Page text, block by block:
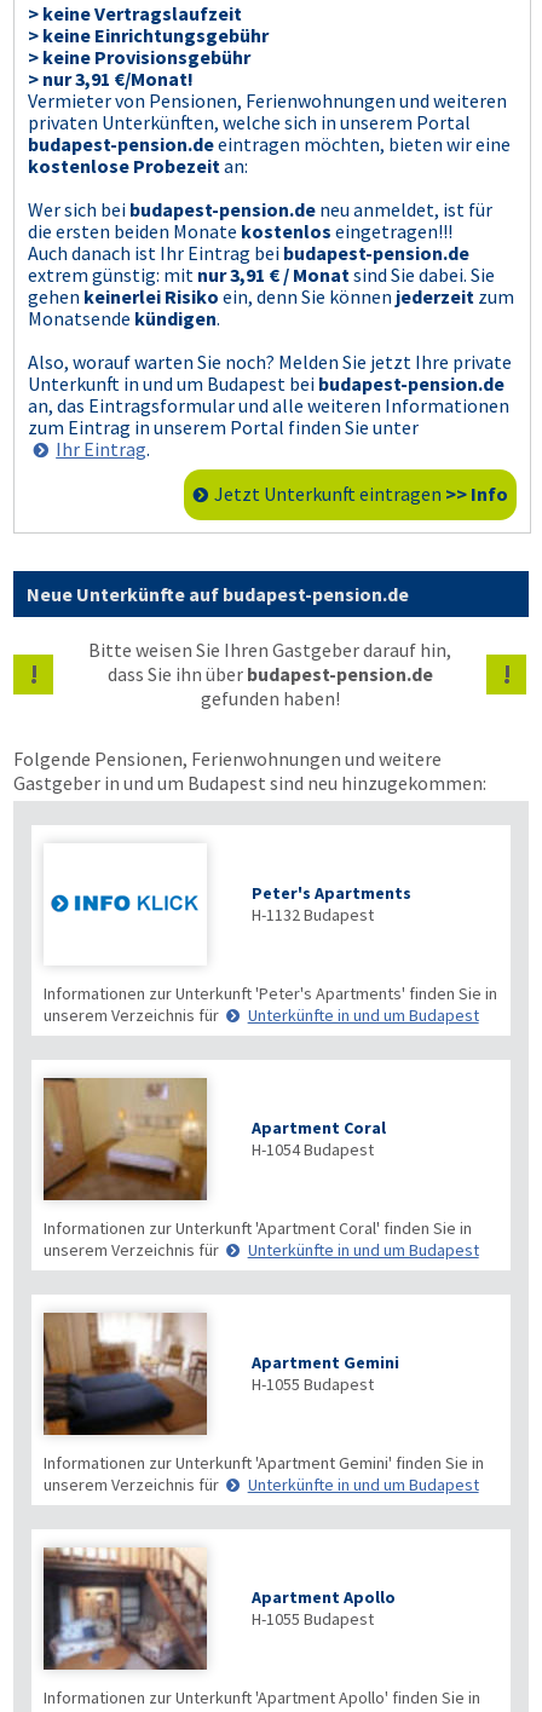
> keine Vertragslaufzeit
> keine Einrichtungsgebühr
> keine Provisionsgebühr
> nur 3,91 €/Monat!
Vermieter von Pensionen, Ferienwohnungen und weiteren
privaten Unterkünften, welche sich in unserem Portal
budapest-pension.deeintragen möchten, bieten wir eine
kostenlose Probezeitan:
Wer sich bei budapest-pension.de neu anmeldet, ist für
die ersten beiden Monate kostenlos eingetragen!!!
Auch danach ist Ihr Eintrag bei budapest-pension.de
extrem günstig: mit nur 3,91 € / Monatsind Sie dabei. Sie
gehen keinerlei Risiko ein, denn Sie können jederzeit zum
Monatsende kündigen.
Also, worauf warten Sie noch? Melden Sie jetzt Ihre private
Unterkunft in und um Budapest bei budapest-pension.de
an, das Eintragsformular und alle weiteren Informationen
zum Eintrag in unserem Portal finden Sie unter
Ihr Eintrag.
Jetzt Unterkunft eintragen >> Info
Neue Unterkünfte auf budapest-pension.de
!
Bitte weisen Sie Ihren Gastgeber darauf hin,
dass Sie ihn über budapest-pension.de
gefunden haben!
!
Folgende Pensionen, Ferienwohnungen und weitere
Gastgeber in und um Budapest sind neu hinzugekommen:
Peter's Apartments
H-1132Budapest
Informationen zur Unterkunft 'Peter's Apartments' finden Sie in
unserem Verzeichnis für
Unterkünfte in und um Budapest
Apartment Coral
H-1054Budapest
Informationen zur Unterkunft 'Apartment Coral' finden Sie in
unserem Verzeichnis für
Unterkünfte in und um Budapest
Apartment Gemini
H-1055 Budapest
Informationen zur Unterkunft 'Apartment Gemini' finden Sie in
unserem Verzeichnis für
Unterkünfte in und um Budapest
Apartment Apollo
H-1055 Budapest
Informationen zur Unterkunft 'Apartment Apollo' finden Sie in